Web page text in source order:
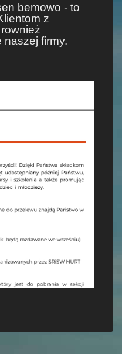
bemowo - to
z
naszej firmy.